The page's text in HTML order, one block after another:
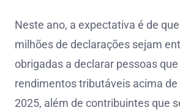
Neste ano, a expectativa é de
milhões de declarações sejam
obrigadas a declarar pessoas
rendimentos tributáveis acima de
2025, além de contribuintes que